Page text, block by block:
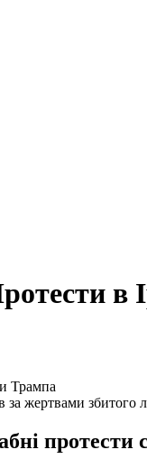
в
за жертвами збитого
протести